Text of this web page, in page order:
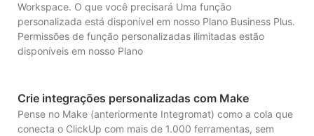
Workspace. O que você precisará Uma função
personalizada está disponível em nosso Plano Business Plus.
Permissões de função personalizadas ilimitadas estão
disponíveis em nosso Plano
Crie integrações personalizadas com Make
Pense no Make (anteriormente Integromat) como a cola que
conecta o ClickUp com mais de 1.000 ferramentas, sem